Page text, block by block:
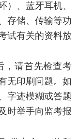
）、蓝牙耳机、
存储、传输等功
试有关的资料放
，请首先检查考
无印刷问题。如
字迹模糊或答题
时举手向监考报